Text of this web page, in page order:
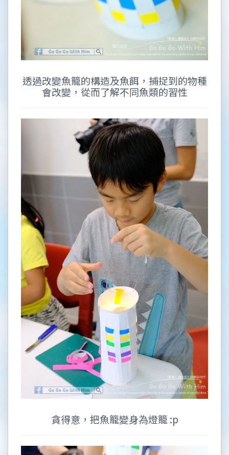
透過改變魚籠的構造及魚餌，捕捉到的物種
會改變，從而了解不同魚類的習性
貪得意，把魚籠變身為燈籠 :p